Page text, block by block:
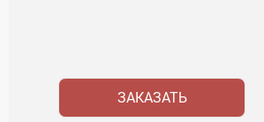
ЗАКАЗАТЬ